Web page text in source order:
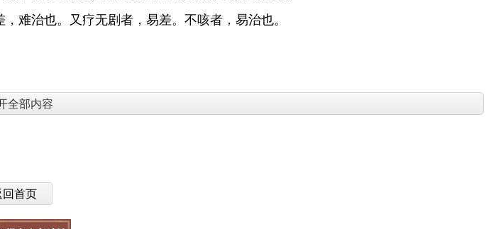
难治也。又疗无剧者，易差。不咳者，易治也。
全部内容
回首页